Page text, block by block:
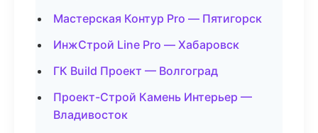
Мастерская Контур Pro — Пятигорск
ИнжСтрой Line Pro — Хабаровск
ГК Build Проект — Волгоград
Проект-Строй Камень Интерьер —
Владивосток